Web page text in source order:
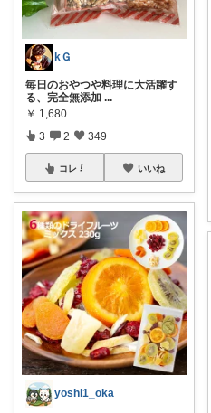
kＧ
毎日のおやつや料理に大活躍す
る、完全無添加 ...
￥ 1,680
3 2 349
コレ いいね
yoshi1_oka